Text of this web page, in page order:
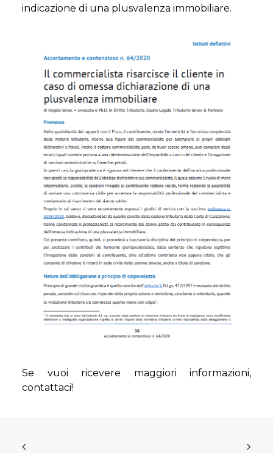
indicazione di una plusvalenza immobiliare.
Se vuoi ricevere maggiori informazioni,
contattaci!